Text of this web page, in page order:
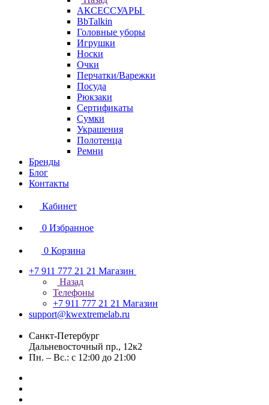
АКСЕССУАРЫ
BbTalkin
Головные уборы
Игрушки
Носки
Очки
Перчатки/Варежки
Посуда
Рюкзаки
Сертификаты
Сумки
Украшения
Полотенца
Ремни
Бренды
Блог
Контакты
Кабинет
0 Избранное
0 Корзина
+7 911 777 21 21 Магазин
Назад
Телефоны
+7 911 777 21 21 Магазин
support@kwextremelab.ru
Санкт-Петербург
Дальневосточный пр., 12к2
Пн. – Вс.: с 12:00 до 21:00